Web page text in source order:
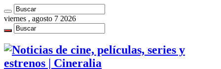
viernes , agosto 7 2026